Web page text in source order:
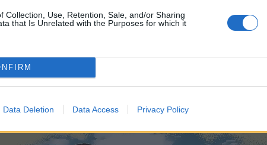
Collection, Use, Retention, Sale, and/or Sharing
that Is Unrelated with the Purposes for which it
Data Deletion Data Access Privacy Policy